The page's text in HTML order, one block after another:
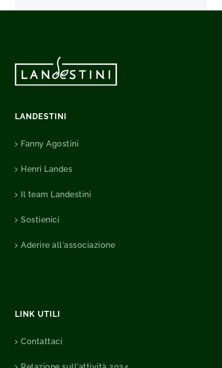
LANDESTINI
Fanny Agostini
Henri Landes
Il team Landestini
Sostienici
Aderire all'associazione
LINK UTILI
Contattaci